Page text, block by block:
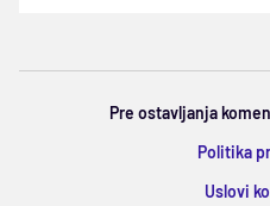
Pre ostavljanja
Politika
Uslovi